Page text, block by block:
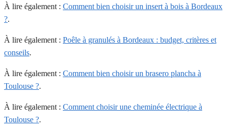
À lire également : Comment bien choisir un insert à bois à Bordeaux
?.
À lire également : Poêle à granulés à Bordeaux : budget, critères et
conseils.
À lire également : Comment bien choisir un brasero plancha à
Toulouse ?.
À lire également : Comment choisir une cheminée électrique à
Toulouse ?.